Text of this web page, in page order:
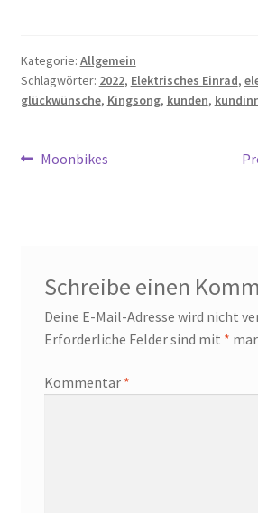
Kategorie: Allgemein
Schlagwörter: 2022, Elektrisches Einrad,
glückwünsche, Kingsong, kunden,
Beitragsnavigation
Vorheriger
Moonbikes
Schreibe einen
Deine E-Mail-Adresse wird nicht
Erforderliche Felder sind mit *
Kommentar *